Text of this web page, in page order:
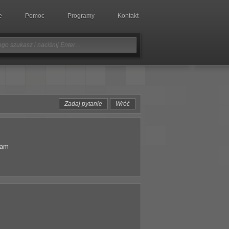
Pomoc Programy Kontakt
Zadaj pytanie Wróć